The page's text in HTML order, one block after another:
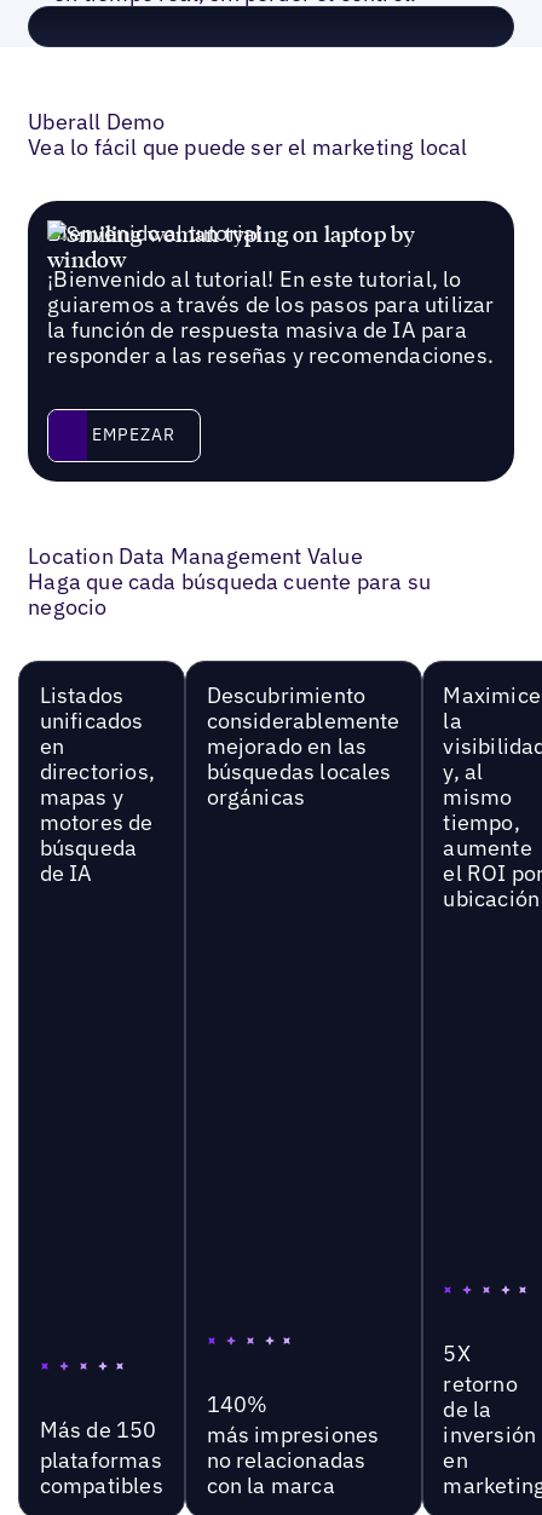
Uberall Demo
Vea lo fácil que puede ser el marketing local
Bienvenido al tutorial
¡Bienvenido al tutorial! En este tutorial, lo
guiaremos a través de los pasos para utilizar
la función de respuesta masiva de IA para
responder a las reseñas y recomendaciones.
EmpezarEMPEZAR
Location Data Management Value
Haga que cada búsqueda cuente para su
negocio
Listados
unificados
en
directorios,
mapas y
motores de
búsqueda
de IA
Más de 150
plataformas
compatibles
Descubrimiento
considerablemente
mejorado en las
búsquedas locales
orgánicas
140%
más impresiones
no relacionadas
con la marca
Maximice
la
y, al
mismo
tiempo,
aumente
el ROI
ubicación
5X
retorno
de la
inversión
en